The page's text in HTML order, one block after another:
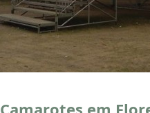
Camarotes em